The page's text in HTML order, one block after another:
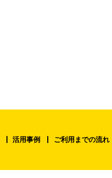
活用事例 ご利用までの流れ